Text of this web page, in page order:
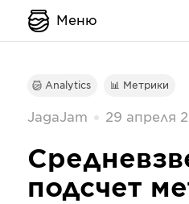
Меню
Analytics 📊 Метрики
JagaJam 29 апреля
подсчет